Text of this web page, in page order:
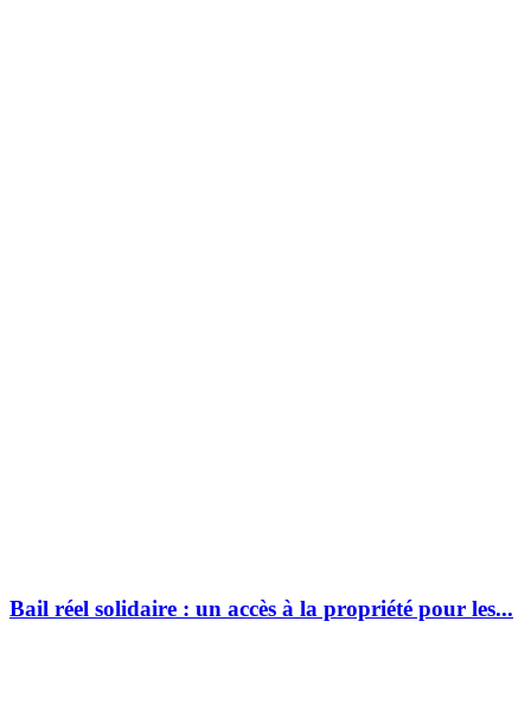
Bail réel solidaire : un accès à la propriété pour les...